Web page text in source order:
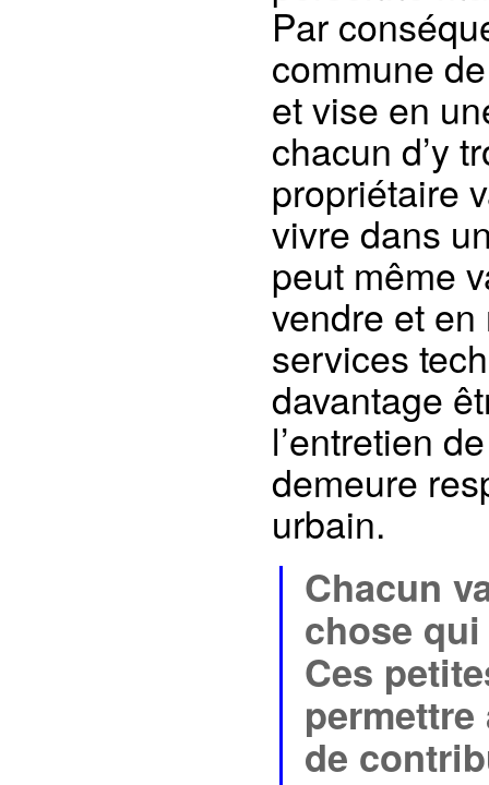
Par
commune
et vise en
chacun d’y
propriétaire
vivre dans
peut même
vendre et en
services
davantage
l’entretien
demeure
urbain.
Chacun
chose
Ces
de